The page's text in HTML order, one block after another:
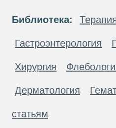
Библиотека:
Гастроэнтерология
Хирургия
Дерматология
статьям